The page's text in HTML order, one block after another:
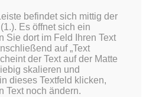
befindet sich mittig der
Es öffnet sich ein
Sie dort im Feld Ihren Text
auf „Text
der Text auf der Matte
skalieren und
dieses Textfeld klicken,
Text noch ändern.